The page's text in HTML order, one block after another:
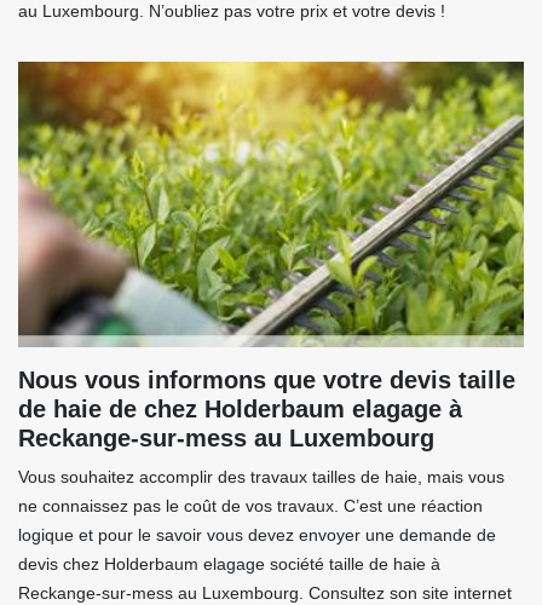
au Luxembourg. N’oubliez pas votre prix et votre devis !
Nous vous informons que votre devis taille
de haie de chez Holderbaum elagage à
Reckange-sur-mess au Luxembourg
Vous souhaitez accomplir des travaux tailles de haie, mais vous
ne connaissez pas le coût de vos travaux. C’est une réaction
logique et pour le savoir vous devez envoyer une demande de
devis chez Holderbaum elagage société taille de haie à
Reckange-sur-mess au Luxembourg. Consultez son site internet